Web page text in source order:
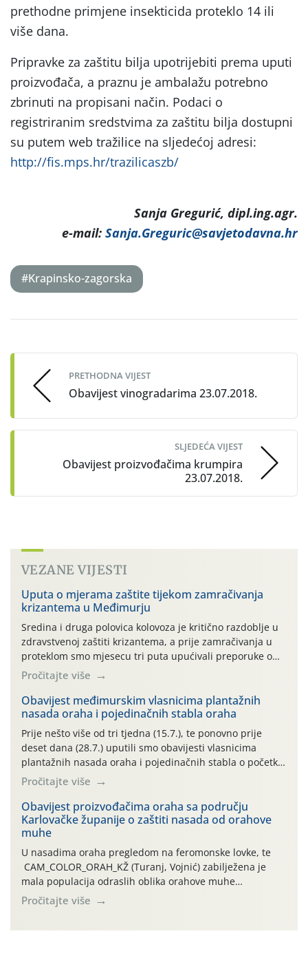
prethodne primjene insekticida proteklo 14 ili
više dana.
Pripravke za zaštitu bilja upotrijebiti prema uputi
proizvođača, a praznu je ambalažu potrebno
zbrinuti na propisani način. Podaci o
registriranim sredstvima za zaštitu bilja dostupni
su putem web tražilice na sljedećoj adresi:
http://fis.mps.hr/trazilicaszb/
Sanja Gregurić, dipl.ing.agr.
e-mail: Sanja.Greguric@savjetodavna.hr
#Krapinsko-zagorska
navigation
PRETHODNA VIJEST
Obavijest vinogradarima 23.07.2018.
SLJEDEĆA VIJEST
Obavijest proizvođačima krumpira
23.07.2018.
VEZANE VIJESTI
Uputa o mjerama zaštite tijekom zamračivanja
krizantema u Međimurju
Sredina i druga polovica kolovoza je kritično razdoblje u
zdravstvenoj zaštiti krizantema, a prije zamračivanja u
proteklom smo mjesecu tri puta upućivali preporuke o
preventivnim mjerama zaštite krizantema od najčešćih
uzročnika bolesti, štetnika i fito-fagnih grinja (23.7., 14.7.,
06.7.)! Na početku ovog mjeseca je zabilježeno je
povijesno i ekstremno vruće meteorološko razdoblje, uz
najviše temperature […]
Pročitajte više
Obavijest međimurskim vlasnicima plantažnih
nasada oraha i pojedinačnih stabla oraha
Prije nešto više od tri tjedna (15.7.), te ponovno prije
deset dana (28.7.) uputili smo obavijesti vlasnicima
plantažnih nasada oraha i pojedinačnih stabla o početku
leta i ovogodišnjoj potrebi usmjerenog suzbijanja
orahove muhe (Rhagoletis completa)! Već dvanaest dana
traje drugi ovogodišnji “toplinski udar”, koji naročito
izražen zadnja šest dana (31.7.-05.8.), jer najviše
temperature zraka svakodnevno […]
Pročitajte više
Obavijest proizvođačima oraha sa području
Karlovačke županije o zaštiti nasada od orahove
muhe
U nasadima oraha pregledom na feromonske lovke, te
CAM_COLOR_ORAH_KŽ (Turanj, Vojnić) zabilježena je
mala populacija odraslih oblika orahove muhe
(Rhagoletis completa). Niska brojnost može se objasniti
činjenicom da je riječ o mladim nasadima s vrlo malim
Pročitajte više